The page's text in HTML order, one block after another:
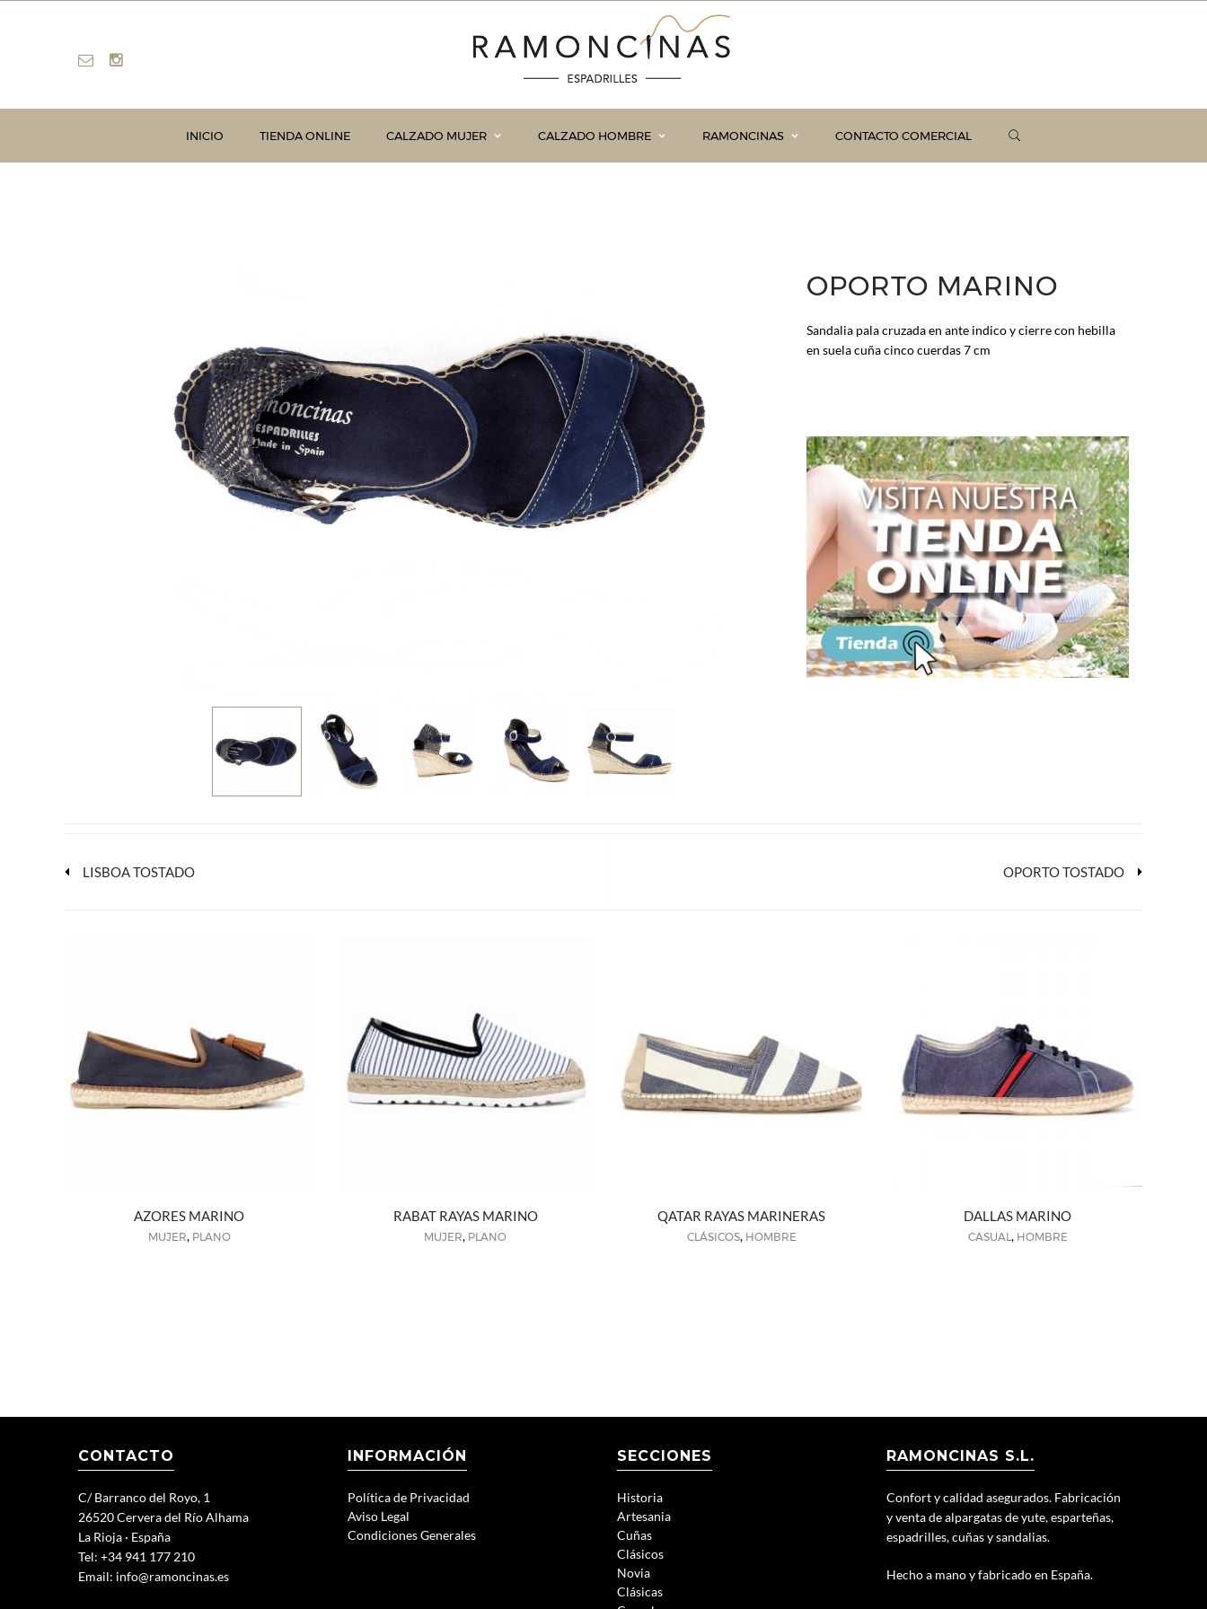
INICIO TIENDA ONLINE CALZADO MUJER CALZADO HOMBRE RAMONCINAS CONTACTO COMERCIAL
OPORTO MARINO
Sandalia pala cruzada en ante indico y cierre con hebilla
en suela cuña cinco cuerdas 7 cm
LISBOA TOSTADO OPORTO TOSTADO
AZORES MARINO
MUJER, PLANO
RABAT RAYAS MARINO
MUJER, PLANO
QATAR RAYAS MARINERAS
CLÁSICOS, HOMBRE
DALLAS MARINO
CASUAL , HOMBRE
CONTACTO
C/ Barranco del Royo, 1
26520 Cervera del Río Alhama
La Rioja · España
Tel: +34 941 177 210
Email: info@ramoncinas.es
INFORMACIÓN
Política de Privacidad
Aviso Legal
Condiciones Generales
SECCIONES
Historia
Artesania
Cuñas
Clásicos
Novia
Clásicas
RAMONCINAS S.L.
Confort y calidad asegurados. Fabricación
y venta de alpargatas de yute, esparteñas,
espadrilles, cuñas y sandalias.
Hecho a mano y fabricado en España.